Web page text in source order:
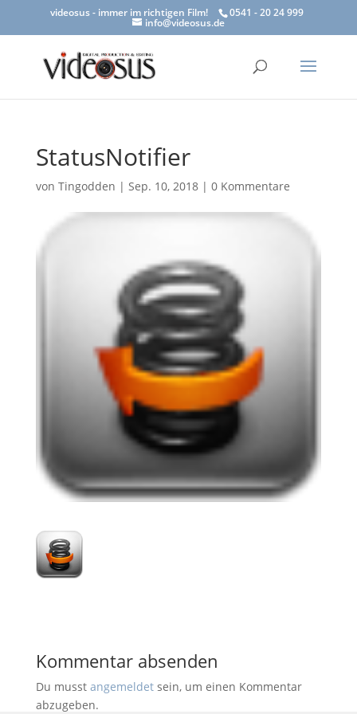
videosus - immer im richtigen Film! 0541 - 20 24 999
info@videosus.de
StatusNotifier
von Tingodden | Sep. 10, 2018| 0 Kommentare
Kommentar absenden
Du musst angemeldetsein, um einen Kommentar
abzugeben.